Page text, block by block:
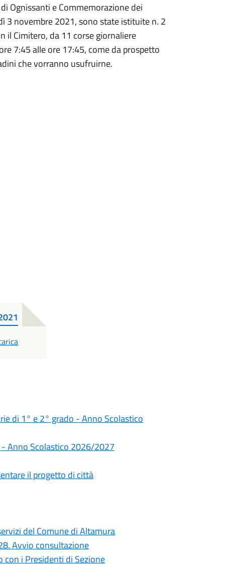
Ognissanti e Commemorazione dei
3 novembre 2021, sono state istituite n. 2
il Cimitero, da 11 corse giornaliere
7:45 alle ore 17:45, come da prospetto
che vorranno usufruirne.
di 1° e 2° grado - Anno Scolastico
Anno Scolastico 2026/2027
il progetto di città
del Comune di Altamura
Avvio consultazione
i Presidenti di Sezione